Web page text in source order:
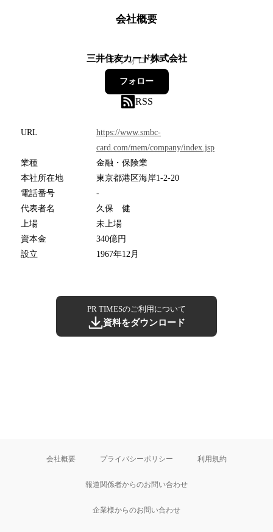
会社概要
三井住友カード株式会社
17フォロワー
フォロー
RSS
URL
https://www.smbc-
card.com/mem/company/index.jsp
業種
金融・保険業
本社所在地
東京都港区海岸1-2-20
電話番号
-
代表者名
久保 健
上場
未上場
資本金
340億円
設立
1967年12月
PR TIMESのご利用について
資料をダウンロード
会社概要 プライバシーポリシー 利用規約
報道関係者からのお問い合わせ
企業様からのお問い合わせ